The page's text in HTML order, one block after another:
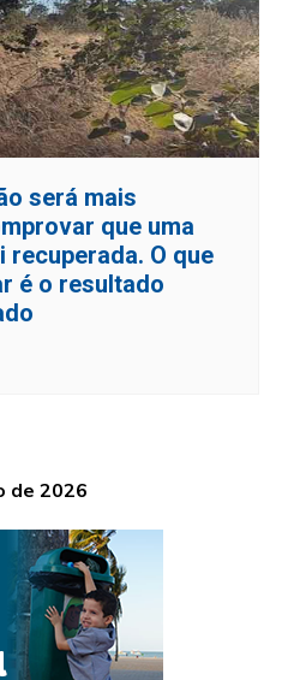
será mais
que uma
O que
é o resultado
de 2026